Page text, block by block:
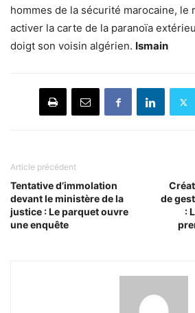
hommes de la sécurité marocaine, le
activer la carte de la paranoïa
doigt son voisin algérien. Ismain
Article précédent
Tentative d’immolation
devant le ministère de la
justice : Le parquet ouvre
une enquête
de
: